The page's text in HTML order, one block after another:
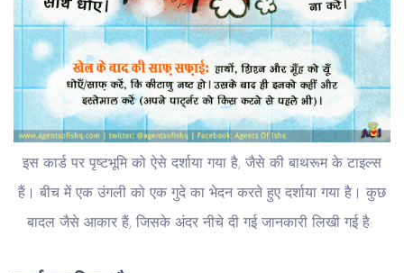
इस कार्ड पर पृष्टभूमि को ऐसे दर्शाया गया है, जैसे की बाथरूम के टाइल्स
हैं। बीच में एक उंगली को एक गुदे का भेदन करते हुए दर्शाया गया है। कुछ
बादल जैसे आकार हैं, जिसके अंदर नीचे दी गई जानकारी लिखी गई है: